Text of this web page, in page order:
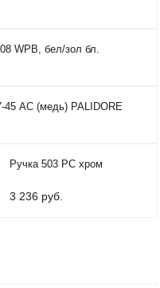
WPB, бел/зол бл.
45 AC (медь) PALIDORE
Ручка 503 PC хром
3 236 руб.